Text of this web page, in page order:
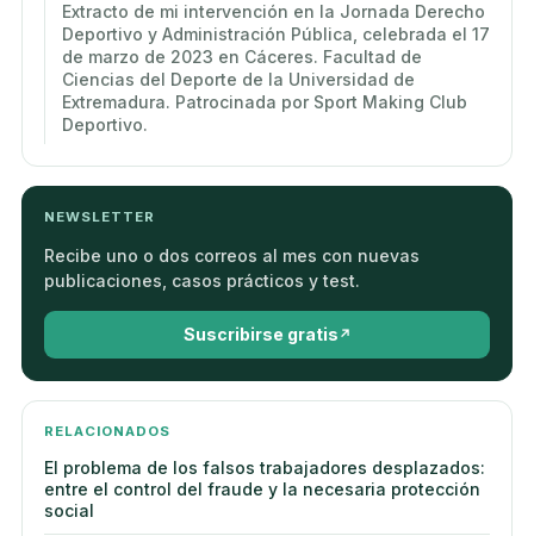
Extracto de mi intervención en la Jornada Derecho
Deportivo y Administración Pública, celebrada el 17
de marzo de 2023 en Cáceres. Facultad de
Ciencias del Deporte de la Universidad de
Extremadura. Patrocinada por Sport Making Club
Deportivo.
NEWSLETTER
Recibe uno o dos correos al mes con nuevas
publicaciones, casos prácticos y test.
Suscribirse gratis
RELACIONADOS
El problema de los falsos trabajadores desplazados:
entre el control del fraude y la necesaria protección
social